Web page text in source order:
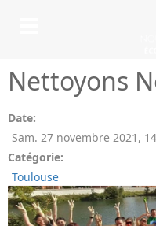
Nettoyons
Date:
Sam. 27 novembre 2021 ,
Catégorie:
Toulouse